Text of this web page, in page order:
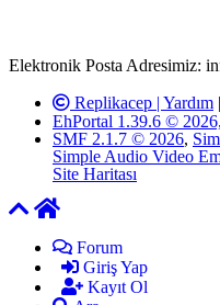
Elektronik Posta Adresimiz:
Replikacep | Yardım |
EhPortal 1.39.6 ©
SMF 2.1.7 © 2026,
Simple Audio Video
Site Haritası
Forum
Giriş Yap
Kayıt Ol